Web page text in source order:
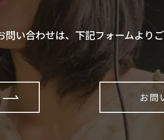
問い合わせは、下記フォームより
お問